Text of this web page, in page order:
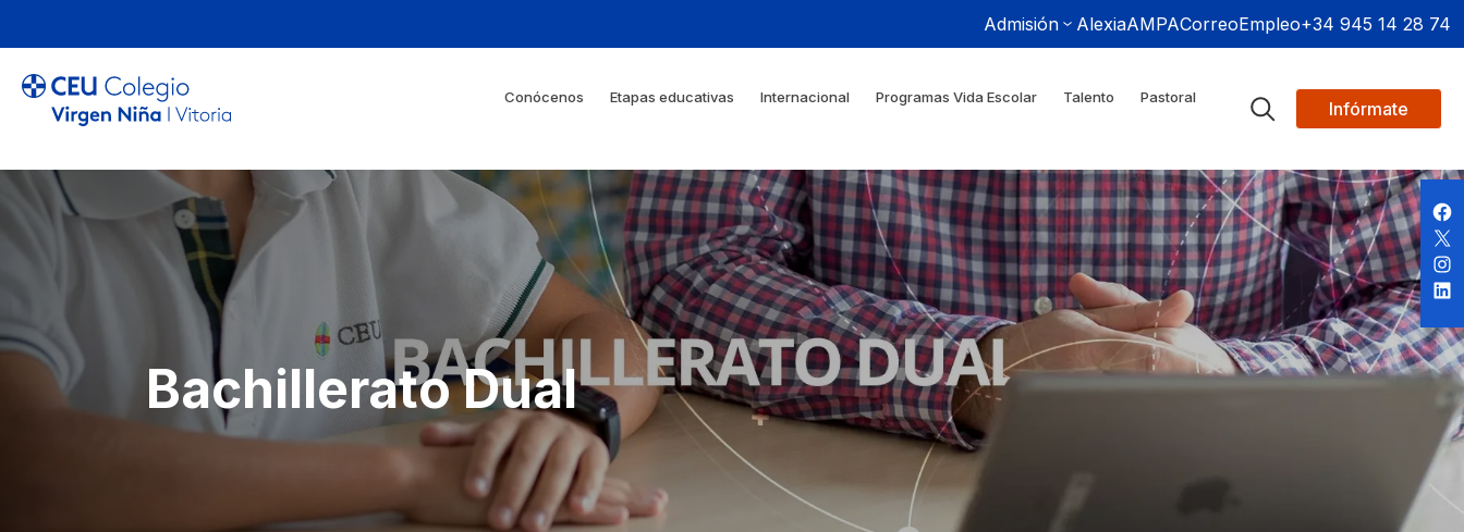
Admisión AlexiaAMPACorreoEmpleo+34 945 14 28 74
Conócenos Etapas educativas Internacional Programas Vida Escolar Talento Pastoral
Infórmate
Bachillerato Dual